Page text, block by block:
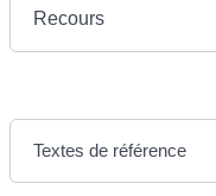
Recours
Textes de référence